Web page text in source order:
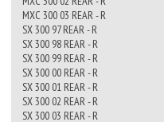
MXC 300 03 REAR - R
SX 300 97 REAR - R
SX 300 98 REAR - R
SX 300 99 REAR - R
SX 300 00 REAR - R
SX 300 01 REAR - R
SX 300 02 REAR - R
SX 300 03 REAR - R